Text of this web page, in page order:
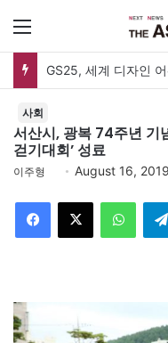
사회
서산시, 광복 74주년 기
걷기대회’ 성료
이주형 August 16, 2019